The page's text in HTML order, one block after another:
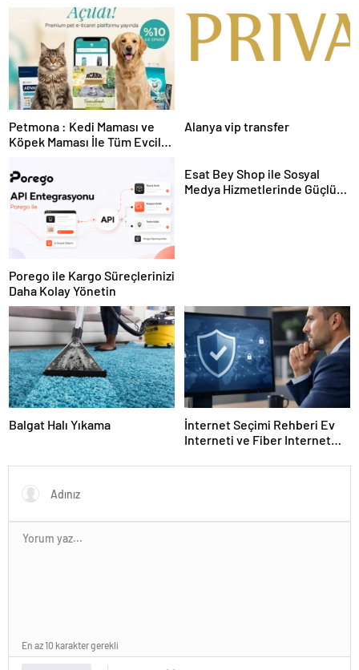
Petmona : Kedi Maması ve
Köpek Maması İle Tüm Evcil
Alanya vip transfer
Porego ile Kargo Süreçlerinizi
Daha Kolay Yönetin
Esat Bey Shop ile Sosyal
Medya Hizmetlerinde Güçlü
Balgat Halı Yıkama
İnternet Seçimi Rehberi Ev
Interneti ve Fiber Internet
En az 10 karakter gerekli